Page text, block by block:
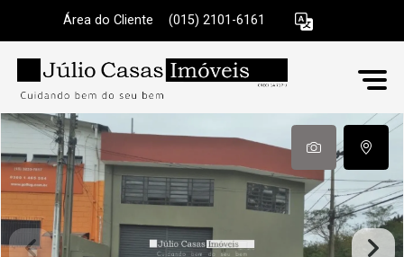
Área do Cliente (015) 2101-6161